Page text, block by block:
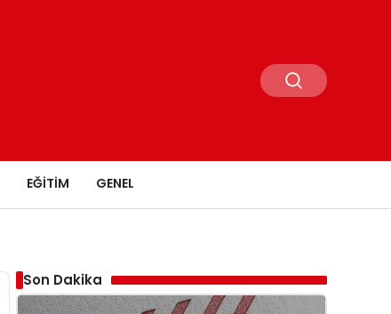
EĞITIM GENEL
Son Dakika